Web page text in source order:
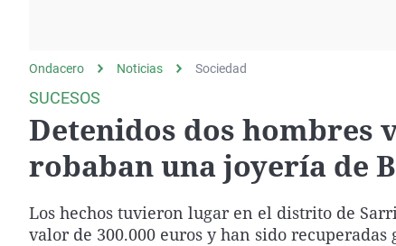
Como el perro y elEquipo de investigación
Negra
País Vasco
Ondacero Noticias Sociedad
SUCESOS
Detenidos dos hombres
robaban una joyería de
Los hechos tuvieron lugar en el distrito de
valor de 300.000 euros y han sido